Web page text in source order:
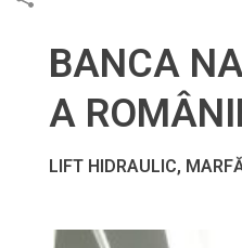
BANCA
A
LIFT HIDRAULIC,